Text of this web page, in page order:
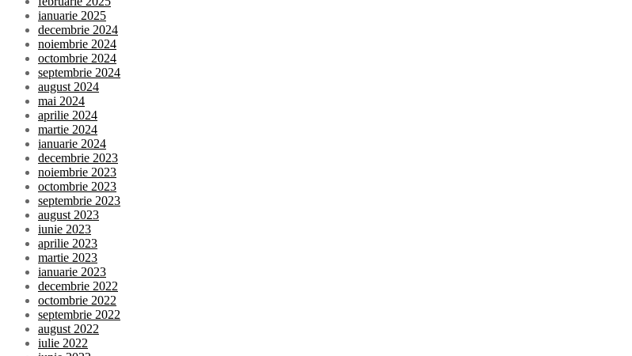
ianuarie 2025
decembrie 2024
noiembrie 2024
octombrie 2024
septembrie 2024
august 2024
mai 2024
aprilie 2024
martie 2024
ianuarie 2024
decembrie 2023
noiembrie 2023
octombrie 2023
septembrie 2023
august 2023
iunie 2023
aprilie 2023
martie 2023
ianuarie 2023
decembrie 2022
octombrie 2022
septembrie 2022
august 2022
iulie 2022